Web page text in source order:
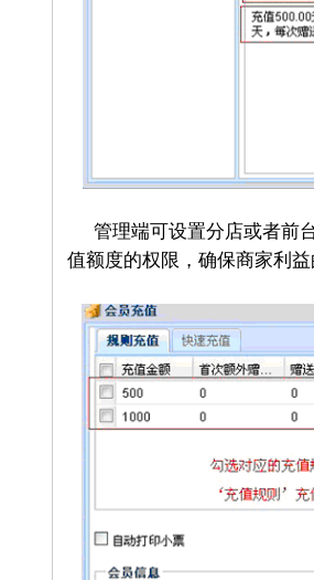
管理端可设置分店或者前
值额度的权限，确保商家利